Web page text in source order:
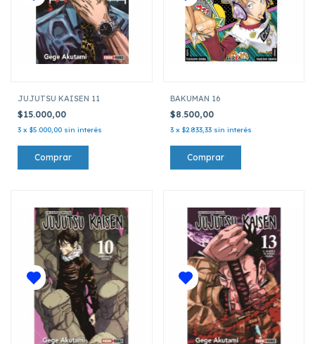
JUJUTSU KAISEN 11
$15.000,00
3 x $5.000,00 sin interés
BAKUMAN 16
$8.500,00
3 x $2.833,33 sin interés